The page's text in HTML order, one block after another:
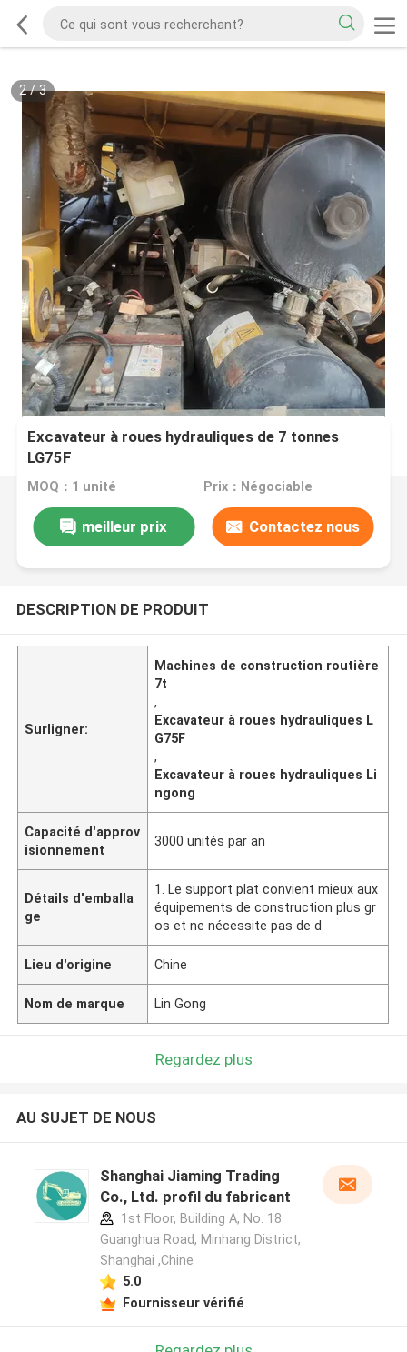
2/3
Excavateur à roues hydrauliques de 7 tonnes
LG75F
MOQ：1 unité Prix：Négociable
meilleur prix Contactez nous
DESCRIPTION DE PRODUIT
Surligner:
Machines de construction routière
7t
,
Excavateur à roues hydrauliques L
G75F
,
Excavateur à roues hydrauliques Li
ngong
Capacité d'approv
isionnement
3000 unités par an
Détails d'emballa
ge
1. Le support plat convient mieux aux
équipements de construction plus gr
os et ne nécessite pas de d
Lieu d'origine Chine
Nom de marque Lin Gong
Regardez plus
AU SUJET DE NOUS
Shanghai Jiaming Trading
Co., Ltd. profil du fabricant
1st Floor, Building A, No. 18
Guanghua Road, Minhang District,
Shanghai ,Chine
5.0
Fournisseur vérifié